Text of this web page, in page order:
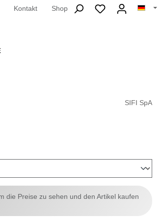
Kontakt Shop
SIFI SpA
die Preise zu sehen und den Artikel kaufen